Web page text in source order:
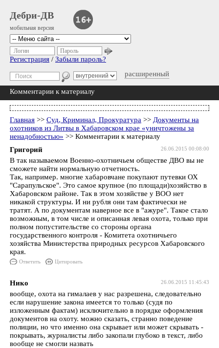
Дебри-ДВ
мобильная версия
расширенный
Логин Пароль
Регистрация / Забыли пароль?
Комментарии к материалу
Главная >> Суд, Криминал, Прокуратура >> Документы на
охотников из Литвы в Хабаровском крае «уничтожены за
ненадобностью» >> Комментарии к материалу
26.06.2015 00:08:00
Григорий
В так называемом Военно-охотничьем обществе ДВО вы не
сможете найти нормальную отчетность.
Так, например. многие хабаровчане покупают путевки ОХ
"Сарапульское". Это самое крупное (по площади)хозяйство в
Хабаровском районе. Так в этом хозяйстве у ВОО нет
никакой структуры. И ни рубля они там фактически не
тратят. А по документам наверное все в "ажуре". Такое стало
возможным, в том числе и описанная левая охота, только при
полном попустительстве со стороны органа
государственного контроля - Комитета охотничьего
хозяйства Министерства природных ресурсов Хабаровского
края.
Ответить Цитировать
26.06.2015 11:45:43
Нико
вообще, охота на гималаев у нас разрешена, следовательно
если нарушение закона имеется то только (судя по
изложенным фактам) исключительно в порядке оформления
документов на охоту. можно сказать, странно поведение
полиции, но что именно она скрывает или может скрывать -
покрывать, журналисты либо закопали глубоко в текст, либо
вообще не смогли назвать